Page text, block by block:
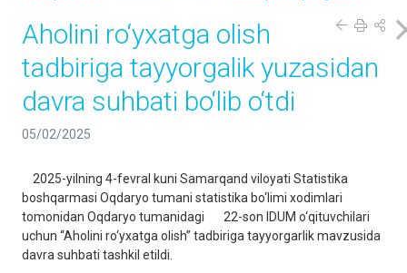
Aholini ro‘yxatga olish
tadbiriga tayyorgalik yuzasidan
davra suhbati bo‘lib o‘tdi
05/02/2025
2025-yilning 4-fevral kuni Samarqand viloyati Statistika
boshqarmasi Oqdaryo tumani statistika bo‘limi xodimlari
tomonidan Oqdaryo tumanidagi 22-son IDUM o‘qituvchilari
uchun “Aholini ro‘yxatga olish” tadbiriga tayyorgarlik mavzusida
davra suhbati tashkil etildi.